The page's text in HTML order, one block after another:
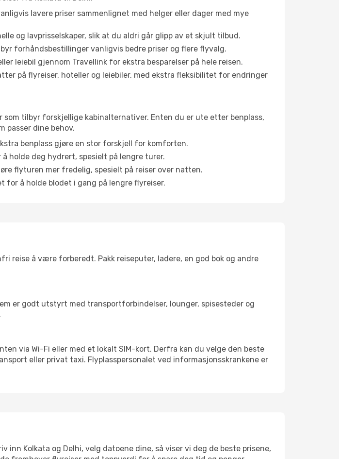
lavere priser sammenlignet med helger eller dager med mye
og lavprisselskaper, slik at du aldri går glipp av et skjult tilbud.
forhåndsbestillinger vanligvis bedre priser og flere flyvalg.
leiebil gjennom Travellink for ekstra besparelser på hele reisen.
på flyreiser, hoteller og leiebiler, med ekstra fleksibilitet for endringer
tilbyr forskjellige kabinalternativer. Enten du er ute etter benplass,
passer dine behov.
benplass gjøre en stor forskjell for komforten.
holde deg hydrert, spesielt på lengre turer.
flyturen mer fredelig, spesielt på reiser over natten.
for å holde blodet i gang på lengre flyreiser.
reise å være forberedt. Pakk reiseputer, ladere, en god bok og andre
er godt utstyrt med transportforbindelser, lounger, spisesteder og
via Wi-Fi eller med et lokalt SIM-kort. Derfra kan du velge den beste
eller privat taxi. Flyplasspersonalet ved informasjonsskrankene er
inn Kolkata og Delhi, velg datoene dine, så viser vi deg de beste prisene,